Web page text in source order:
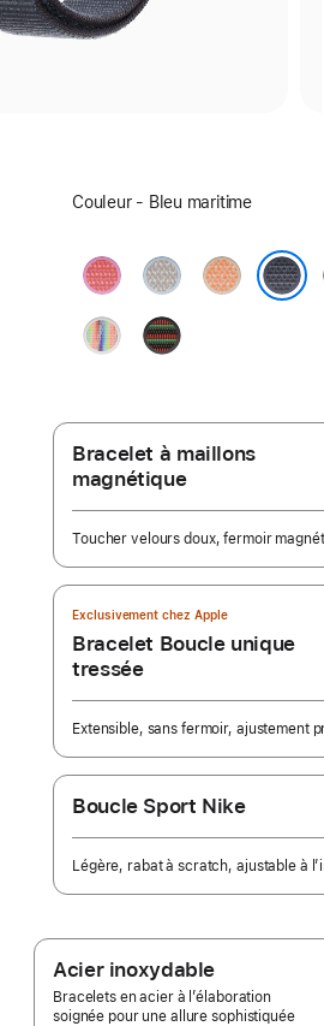
Sélectionnez
Couleur - Bleu maritime
Rose
goyave
Bleu
brume
Melon
Pride
Edition
Black
Unity
Rhythm
Bracelet à maillons
magnétique
Toucher velours doux, fermoir
Exclusivement chez Apple
Bracelet Boucle unique
tressée
Extensible, sans fermoir, ajustement
Boucle Sport Nike
Légère, rabat à scratch, ajustable à
Acier inoxydable
Bracelets en acier à l’élaboration
soignée pour une allure sophistiquée